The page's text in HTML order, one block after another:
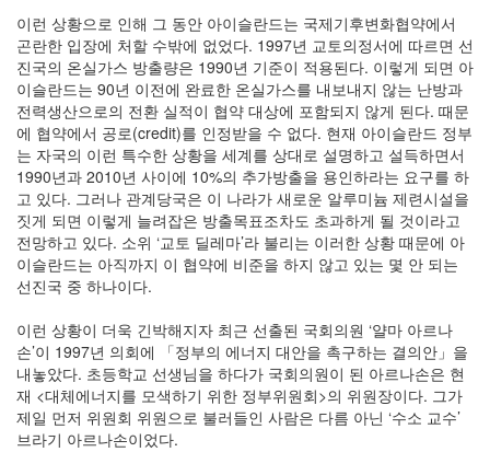
이런 상황으로 인해 그 동안 아이슬란드는 국제기후변화협약에서
곤란한 입장에 처할 수밖에 없었다. 1997년 교토의정서에 따르면 선
진국의 온실가스 방출량은 1990년 기준이 적용된다. 이렇게 되면 아
이슬란드는 90년 이전에 완료한 온실가스를 내보내지 않는 난방과
전력생산으로의 전환 실적이 협약 대상에 포함되지 않게 된다. 때문
에 협약에서 공로(credit)를 인정받을 수 없다. 현재 아이슬란드 정부
는 자국의 이런 특수한 상황을 세계를 상대로 설명하고 설득하면서
1990년과 2010년 사이에 10%의 추가방출을 용인하라는 요구를 하
고 있다. 그러나 관계당국은 이 나라가 새로운 알루미늄 제련시설을
짓게 되면 이렇게 늘려잡은 방출목표조차도 초과하게 될 것이라고
전망하고 있다. 소위 ‘교토 딜레마’라 불리는 이러한 상황 때문에 아
이슬란드는 아직까지 이 협약에 비준을 하지 않고 있는 몇 안 되는
선진국 중 하나이다.
이런 상황이 더욱 긴박해지자 최근 선출된 국회의원 ‘얄마 아르나
손’이 1997년 의회에 「정부의 에너지 대안을 촉구하는 결의안」을
내놓았다. 초등학교 선생님을 하다가 국회의원이 된 아르나손은 현
재 <대체에너지를 모색하기 위한 정부위원회>의 위원장이다. 그가
제일 먼저 위원회 위원으로 불러들인 사람은 다름 아닌 ‘수소 교수’
브라기 아르나손이었다.